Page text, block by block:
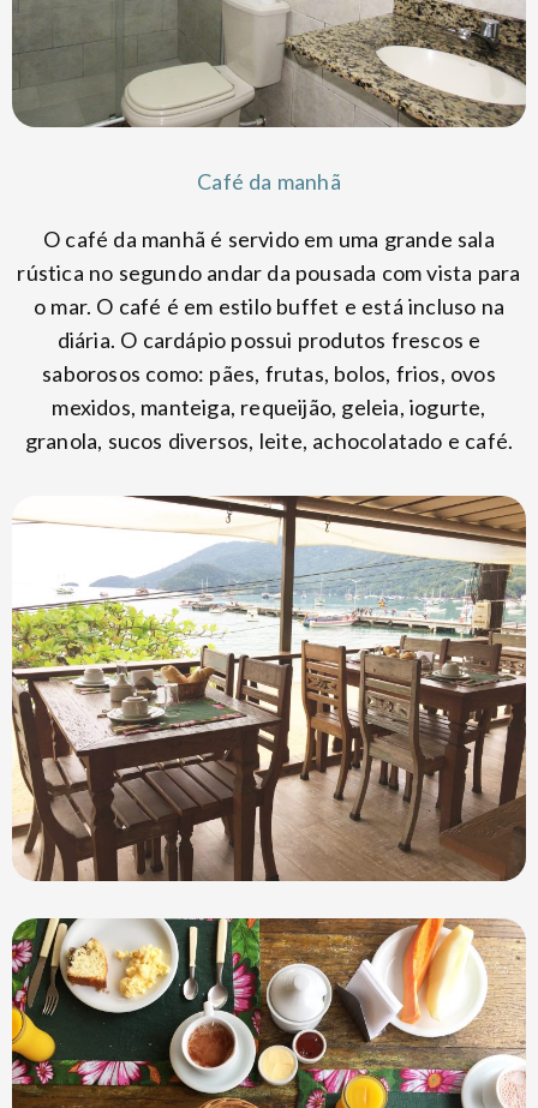
Café da manhã
O café da manhã é servido em uma grande sala
rústica no segundo andar da pousada com vista para
o mar. O café é em estilo buffet e está incluso na
diária. O cardápio possui produtos frescos e
saborosos como: pães, frutas, bolos, frios, ovos
mexidos, manteiga, requeijão, geleia, iogurte,
granola, sucos diversos, leite, achocolatado e café.